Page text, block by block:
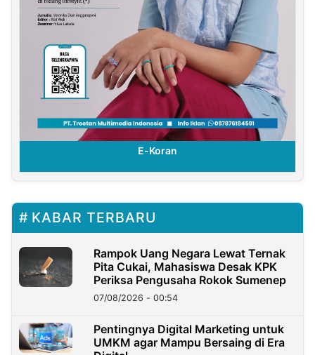
E-Koran
KABAR TERBARU
Rampok Uang Negara Lewat Ternak
Pita Cukai, Mahasiswa Desak KPK
Periksa Pengusaha Rokok Sumenep
07/08/2026 - 00:54
Pentingnya Digital Marketing untuk
UMKM agar Mampu Bersaing di Era